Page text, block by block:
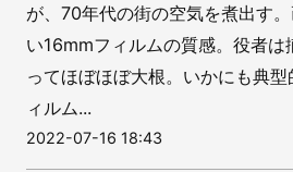
が、70年代の街の空気を煮出す
い16mmフィルムの質感。役者は
ってほぼほぼ大根。いかにも典型
ィルム...
2022-07-16 18:43